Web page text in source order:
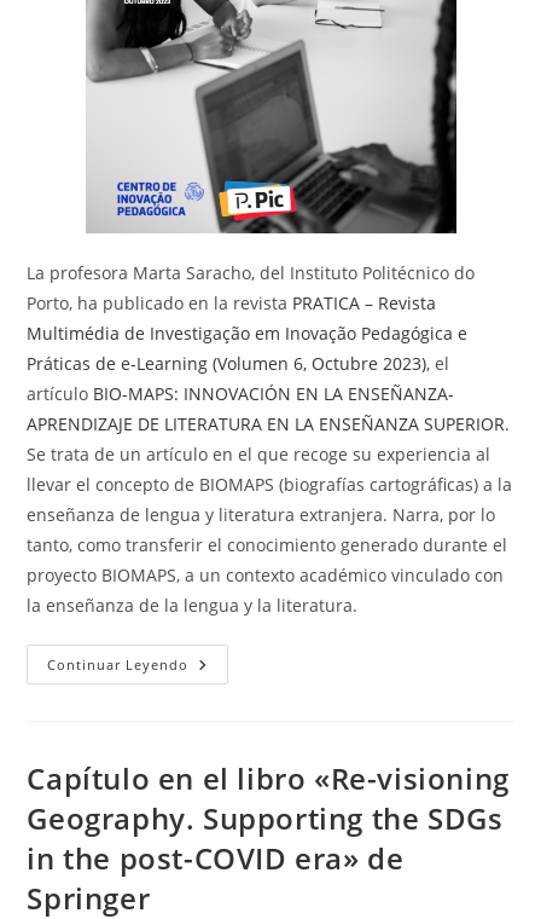
La profesora Marta Saracho, del Instituto Politécnico do
Porto, ha publicado en la revista PRATICA – Revista
Multimédia de Investigação em Inovação Pedagógica e
Práticas de e-Learning (Volumen 6, Octubre 2023), el
artículo BIO-MAPS: INNOVACIÓN EN LA ENSEÑANZA-
APRENDIZAJE DE LITERATURA EN LA ENSEÑANZA SUPERIOR.
Se trata de un artículo en el que recoge su experiencia al
llevar el concepto de BIOMAPS (biografías cartográficas) a la
enseñanza de lengua y literatura extranjera. Narra, por lo
tanto, como transferir el conocimiento generado durante el
proyecto BIOMAPS, a un contexto académico vinculado con
la enseñanza de la lengua y la literatura.
Continuar Leyendo BIO-
MAPS:
Aprendizaje
De
En
La
Enseñanza
Superior
Capítulo en el libro «Re-visioning
Geography. Supporting the SDGs
in the post-COVID era» de
Springer